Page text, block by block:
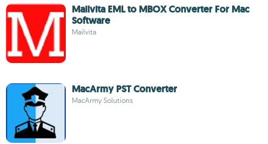
Mailvita EML to MBOX Converter For Mac
Software
Mailvita
MacArmy PST Converter
MacArmy Solutions